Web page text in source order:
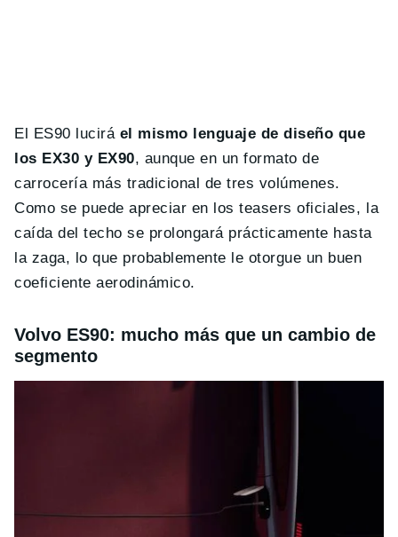
El ES90 lucirá el mismo lenguaje de diseño que
los EX30 y EX90, aunque en un formato de
carrocería más tradicional de tres volúmenes.
Como se puede apreciar en los teasers oficiales, la
caída del techo se prolongará prácticamente hasta
la zaga, lo que probablemente le otorgue un buen
coeficiente aerodinámico.
Volvo ES90: mucho más que un cambio de
segmento